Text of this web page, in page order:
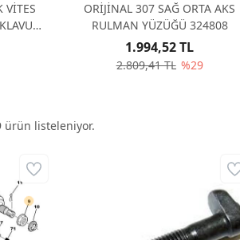
VİTES
ORİJİNAL 307 SAĞ ORTA AKS
RULMAN YÜZÜĞÜ 324808
2.809,41 TL %29
1.994,52 TL
ürün listeleniyor.